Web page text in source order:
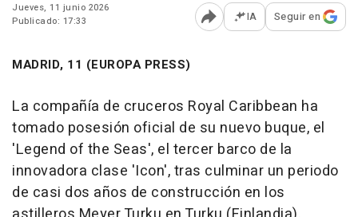
Jueves, 11 junio 2026
Publicado: 17:33
Abrir opciones para
IA Seguir en
MADRID, 11 (EUROPA PRESS)
La compañía de cruceros Royal Caribbean ha
tomado posesión oficial de su nuevo buque, el
'Legend of the Seas', el tercer barco de la
innovadora clase 'Icon', tras culminar un periodo
de casi dos años de construcción en los